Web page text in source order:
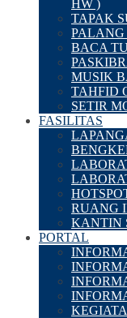
HW )
TAPAK
PALANG
BACA
MUSIK
TAHFID
SETIR
FASILITAS
RUANG
KANTIN
PORTAL